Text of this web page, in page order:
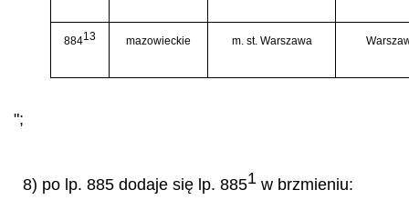
88413 mazowieckie m. st. Warszawa
";
8) po lp. 885 dodaje się lp. 8851 w brzmieniu: